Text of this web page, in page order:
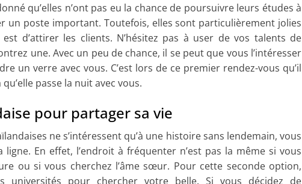
qu’elles n’ont pas eu la chance de poursuivre leurs études à
un poste important. Toutefois, elles sont particulièrement jolies
d’attirer les clients. N’hésitez pas à user de vos talents de
une. Avec un peu de chance, il se peut que vous l’intéresser
un verre avec vous. C’est lors de ce premier rendez-vous qu’il
passe la nuit avec vous.
pour partager sa vie
ne s’intéressent qu’à une histoire sans lendemain, vous
En effet, l’endroit à fréquenter n’est pas la même si vous
ou si vous cherchez l’âme sœur. Pour cette seconde option,
universités pour chercher votre belle. Si vous décidez de